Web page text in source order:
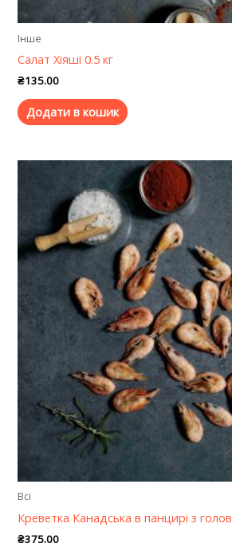
Iнше
Салат Хіяші 0.5 кг
₴135.00
Додати в кошик
Всі
Креветка Канадська в панцирі з
₴375.00